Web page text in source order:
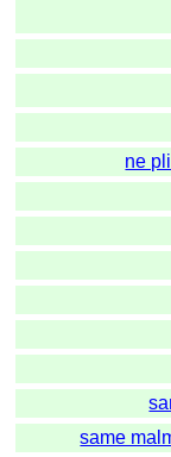
ne
same